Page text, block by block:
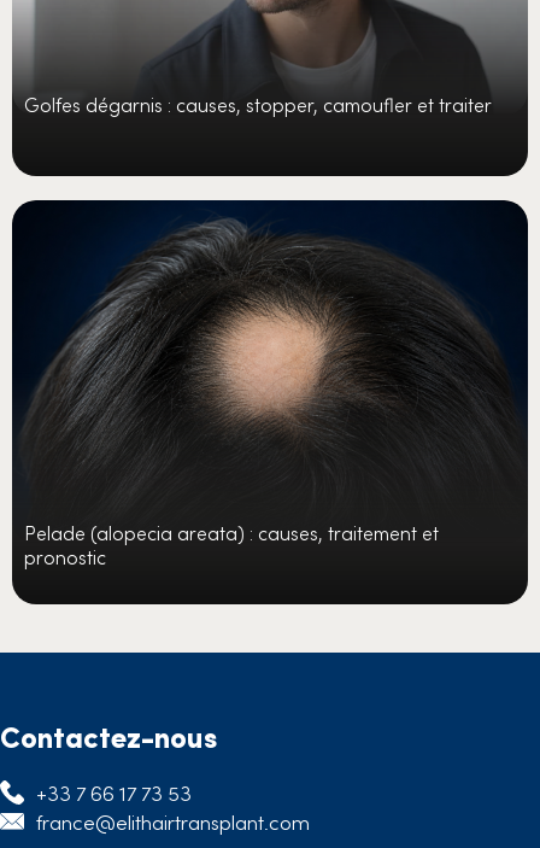
Golfes dégarnis : causes, stopper, camoufler et traiter
Pelade (alopecia areata) : causes, traitement et
pronostic
Contactez-nous
+33 7 66 17 73 53
france@elithairtransplant.com